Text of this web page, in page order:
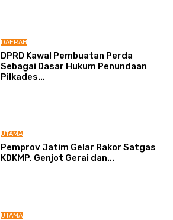
DAERAH
DPRD Kawal Pembuatan Perda
Sebagai Dasar Hukum Penundaan
Pilkades...
UTAMA
Pemprov Jatim Gelar Rakor Satgas
KDKMP, Genjot Gerai dan...
UTAMA